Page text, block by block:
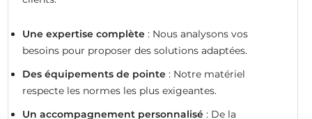
Une expertise complète: Nous analysons vos
besoins pour proposer des solutions adaptées.
Des équipements de pointe: Notre matériel
respecte les normes les plus exigeantes.
Un accompagnement personnalisé: De la